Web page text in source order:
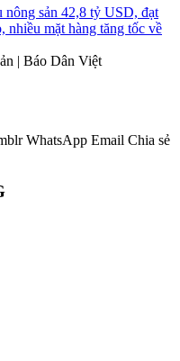
nông sản 42,8 tỷ USD, đạt
mặt hàng tăng tốc về
| Báo Dân Việt
WhatsApp Email Chia sẻ